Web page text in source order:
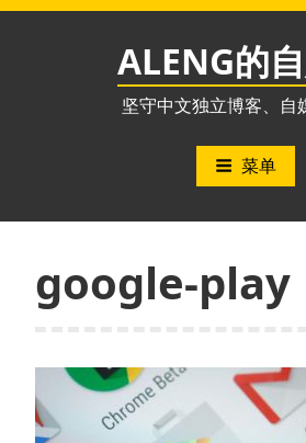
跳
ALENG的
坚守中文独立博客、自
菜单
google-play